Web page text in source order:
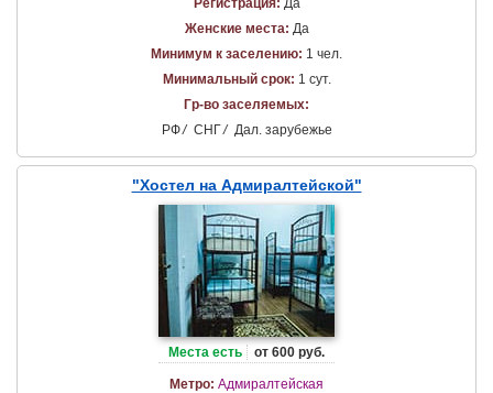
Регистрация: Да
Женские места: Да
Минимум к заселению: 1 чел.
Минимальный срок: 1 сут.
Гр-во заселяемых:
РФ/ СНГ/ Дал. зарубежье
"Хостел на Адмиралтейской"
Места есть от 600 руб.
Метро: Адмиралтейская